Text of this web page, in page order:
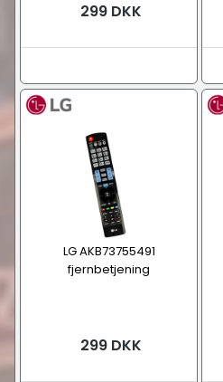
299 DKK
LG AKB73755491
fjernbetjening
299 DKK